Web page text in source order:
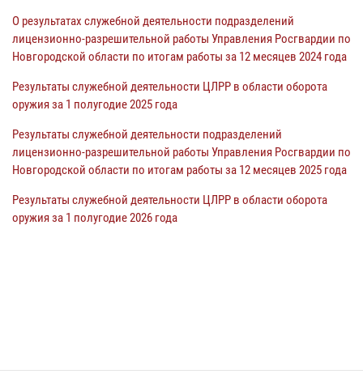
О результатах служебной деятельности подразделений
лицензионно-разрешительной работы Управления Росгвардии по
Новгородской области по итогам работы за 12 месяцев 2024 года
Результаты служебной деятельности ЦЛРР в области оборота
оружия за 1 полугодие 2025 года
Результаты служебной деятельности подразделений
лицензионно-разрешительной работы Управления Росгвардии по
Новгородской области по итогам работы за 12 месяцев 2025 года
Результаты служебной деятельности ЦЛРР в области оборота
оружия за 1 полугодие 2026 года